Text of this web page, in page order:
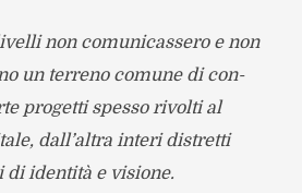
non comu­ni­cas­sero e non
un ter­reno comune di con­
pro­getti spesso rivolti al
dall’altra interi distretti
iden­tità e visione.